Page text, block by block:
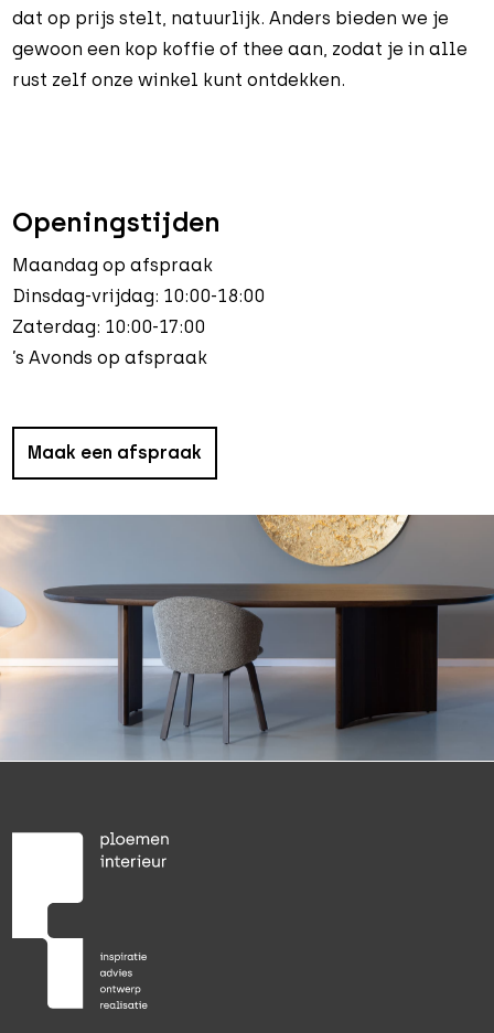
dat op prijs stelt, natuurlijk. Anders bieden we je
gewoon een kop koffie of thee aan, zodat je in alle
rust zelf onze winkel kunt ontdekken.
Openingstijden
Maandag op afspraak
Dinsdag-vrijdag: 10:00-18:00
Zaterdag: 10:00-17:00
’s Avonds op afspraak
Maak een afspraak